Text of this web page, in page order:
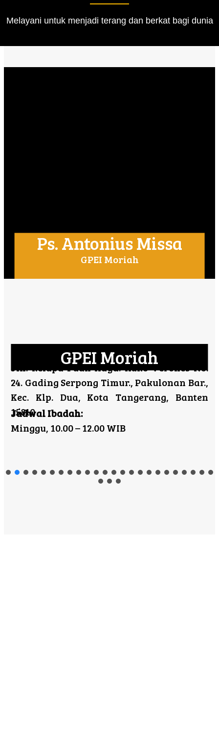
Melayani untuk menjadi terang dan berkat bagi dunia
GPEI Moriah
Ps. Antonius Missa
GPEI Moriah
Jln. kelapa Puan Raya. Ruko Verones No.
24. Gading Serpong Timur., Pakulonan Bar.,
Kec. Klp. Dua, Kota Tangerang, Banten
15810
Jadwal Ibadah:
Minggu, 10.00 – 12.00 WIB